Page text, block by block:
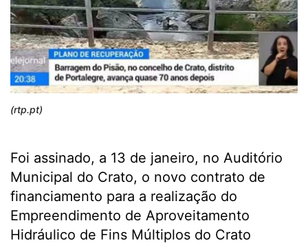
(rtp.pt)
Foi assinado, a 13 de janeiro, no Auditório
Municipal do Crato, o novo contrato de
financiamento para a realização do
Empreendimento de Aproveitamento
Hidráulico de Fins Múltiplos do Crato